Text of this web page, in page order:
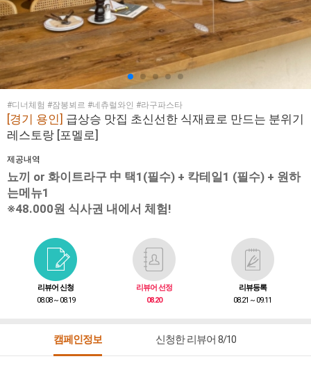
#디너체험 #잠봉뵈르 #네츄럴와인 #라구파스타
[경기 용인] 급상승 맛집 초신선한 식재료로 만드는 분위기
레스토랑 [포멜로]
제공내역
뇨끼 or 화이트라구 中 택1(필수) + 칵테일1 (필수) + 원하
는메뉴1
※48.000원 식사권 내에서 체험!
리뷰어 신청
08.08 ~ 08.19
리뷰어 선정
08.20
리뷰등록
08.21 ~ 09.11
캠페인정보 신청한 리뷰어 8/10